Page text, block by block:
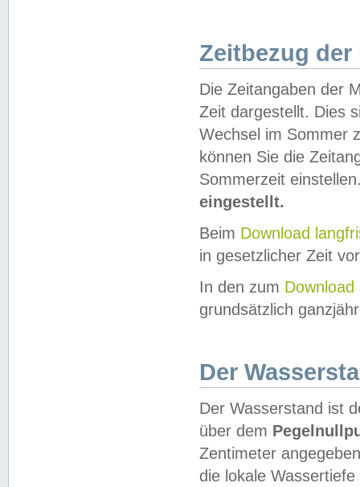
Zeitbezug der
Die Zeitangaben der
Zeit dargestellt. Dies
Wechsel im Sommer
können Sie die
Sommerzeit
eingestellt.
Beim Download
in gesetzlicher Zeit
In den zum Download
grundsätzlich
Der
Der Wasserstand ist
über dem
Zentimeter
die lokale